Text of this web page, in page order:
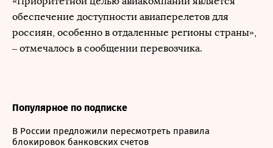
обеспечение доступности авиаперелетов для
россиян, особенно в отдаленные регионы страны»,
– отмечалось в сообщении перевозчика.
Популярное по подписке
В России предложили пересмотреть правила
блокировок банковских счетов